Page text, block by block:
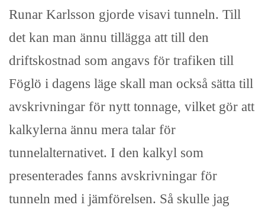
Runar Karlsson gjorde visavi tunneln. Till
det kan man ännu tillägga att till den
driftskostnad som angavs för trafiken till
Föglö i dagens läge skall man också sätta till
avskrivningar för nytt tonnage, vilket gör att
kalkylerna ännu mera talar för
tunnelalternativet. I den kalkyl som
presenterades fanns avskrivningar för
tunneln med i jämförelsen. Så skulle jag